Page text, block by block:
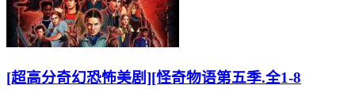
[超高分奇幻恐怖美剧][怪奇物语第五季.全1-8